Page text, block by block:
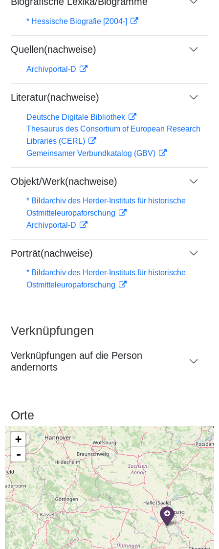
* Hessische Biografie [2004-]
Quellen(nachweise)
Archivportal-D
Literatur(nachweise)
Deutsche Digitale Bibliothek
Thesaurus des Consortium of European Research
Libraries (CERL)
Gemeinsamer Verbundkatalog (GBV)
Objekt/Werk(nachweise)
* Bildarchiv des Herder-Instituts für historische
Ostmitteleuropaforschung
Archivportal-D
Porträt(nachweise)
* Bildarchiv des Herder-Instituts für historische
Ostmitteleuropaforschung
Verknüpfungen
Verknüpfungen auf die Person
andernorts
Orte
+
-